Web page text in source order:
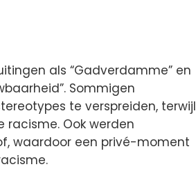
als “Gadverdamme” en
Sommigen
te verspreiden, terwijl
Ook werden
waardoor een privé-moment